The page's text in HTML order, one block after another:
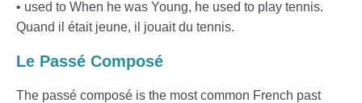
• used to When he was Young, he used to play tennis.
Quand il était jeune, il jouait du tennis.
Le Passé Composé
The passé composé is the most common French past